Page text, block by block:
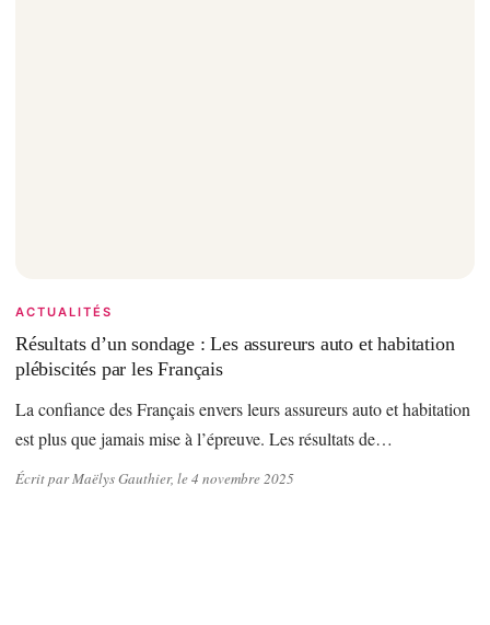
ACTUALITÉS
Résultats d’un sondage : Les assureurs auto et habitation
plébiscités par les Français
La confiance des Français envers leurs assureurs auto et habitation
est plus que jamais mise à l’épreuve. Les résultats de…
Écrit par Maëlys Gauthier, le 4 novembre 2025